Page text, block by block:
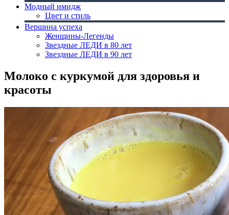
Модный имидж
Цвет и стиль
Вершина успеха
Женщины-Легенды
Звездные ЛЕДИ в 80 лет
Звездные ЛЕДИ в 90 лет
Молоко с куркумой для здоровья и
красоты